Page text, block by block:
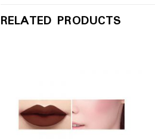
RELATED PRODUCTS